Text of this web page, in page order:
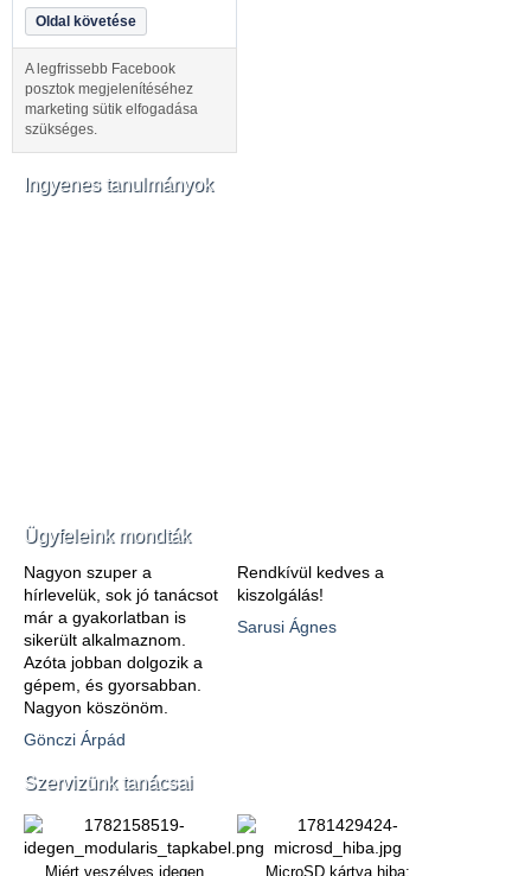
Oldal követése
A legfrissebb Facebook
posztok megjelenítéséhez
marketing sütik elfogadása
szükséges.
Ingyenes tanulmányok
Ügyfeleink mondták
Nagyon szuper a
hírlevelük, sok jó tanácsot
már a gyakorlatban is
sikerült alkalmaznom.
Azóta jobban dolgozik a
gépem, és gyorsabban.
Nagyon köszönöm.
Gönczi Árpád
Rendkívül kedves a
kiszolgálás!
Sarusi Ágnes
Szervizünk tanácsai
Miért veszélyes idegen
MicroSD kártya hiba: